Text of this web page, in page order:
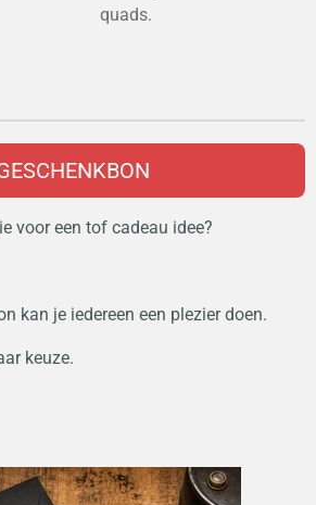
quads.
voor een tof cadeau idee?
kan je iedereen een plezier doen.
keuze.